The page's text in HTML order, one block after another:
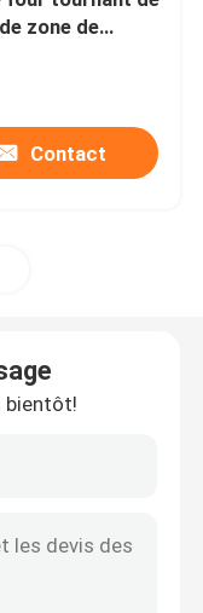
zone de
Contact
bientôt!